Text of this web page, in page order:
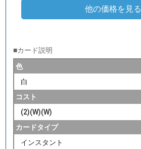
他の価格を見る
■カード説明
色
白
コスト
(2)(W)(W)
カードタイプ
インスタント